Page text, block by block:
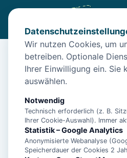
Start Unterkünfte
26506 Norden
Wir nutzen Cookies, um
betreiben. Optionale
Ihrer Einwilligung ein. Sie
auswählen.
Notwendig
Technisch erforderlich (z. B.
Ihrer Cookie-Auswahl). Immer
Statistik – Google Analytics
Anonymisierte Webanalyse
Speicherdauer der Cookies 2